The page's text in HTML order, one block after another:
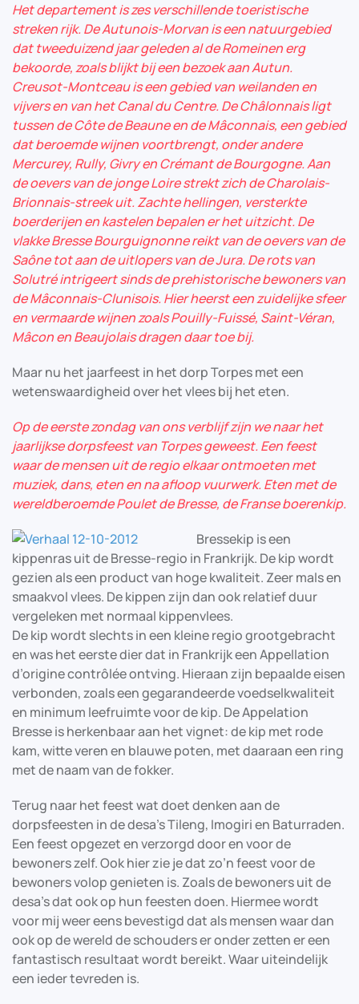
Het departement is zes verschillende toeristische
streken rijk. De Autunois-Morvan is een natuurgebied
dat tweeduizend jaar geleden al de Romeinen erg
bekoorde, zoals blijkt bij een bezoek aan Autun.
Creusot-Montceau is een gebied van weilanden en
vijvers en van het Canal du Centre. De Châlonnais ligt
tussen de Côte de Beaune en de Mâconnais, een gebied
dat beroemde wijnen voortbrengt, onder andere
Mercurey, Rully, Givry en Crémant de Bourgogne. Aan
de oevers van de jonge Loire strekt zich de Charolais-
Brionnais-streek uit. Zachte hellingen, versterkte
boerderijen en kastelen bepalen er het uitzicht. De
vlakke Bresse Bourguignonne reikt van de oevers van de
Saône tot aan de uitlopers van de Jura. De rots van
Solutré intrigeert sinds de prehistorische bewoners van
de Mâconnais-Clunisois. Hier heerst een zuidelijke sfeer
en vermaarde wijnen zoals Pouilly-Fuissé, Saint-Véran,
Mâcon en Beaujolais dragen daar toe bij.
Maar nu het jaarfeest in het dorp Torpes met een
wetenswaardigheid over het vlees bij het eten.
Op de eerste zondag van ons verblijf zijn we naar het
jaarlijkse dorpsfeest van Torpes geweest. Een feest
waar de mensen uit de regio elkaar ontmoeten met
muziek, dans, eten en na afloop vuurwerk. Eten met de
wereldberoemde Poulet de Bresse, de Franse boerenkip.
Bressekip is een
kippenras uit de Bresse-regio in Frankrijk. De kip wordt
gezien als een product van hoge kwaliteit. Zeer mals en
smaakvol vlees. De kippen zijn dan ook relatief duur
vergeleken met normaal kippenvlees.
De kip wordt slechts in een kleine regio grootgebracht
en was het eerste dier dat in Frankrijk een Appellation
d’origine contrôlée ontving. Hieraan zijn bepaalde eisen
verbonden, zoals een gegarandeerde voedselkwaliteit
en minimum leefruimte voor de kip. De Appelation
Bresse is herkenbaar aan het vignet: de kip met rode
kam, witte veren en blauwe poten, met daaraan een ring
met de naam van de fokker.
Terug naar het feest wat doet denken aan de
dorpsfeesten in de desa’s Tileng, Imogiri en Baturraden.
Een feest opgezet en verzorgd door en voor de
bewoners zelf. Ook hier zie je dat zo’n feest voor de
bewoners volop genieten is. Zoals de bewoners uit de
desa’s dat ook op hun feesten doen. Hiermee wordt
voor mij weer eens bevestigd dat als mensen waar dan
ook op de wereld de schouders er onder zetten er een
fantastisch resultaat wordt bereikt. Waar uiteindelijk
een ieder tevreden is.